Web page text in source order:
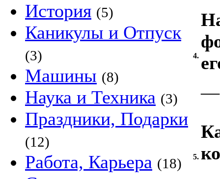
История (5)
Каникулы и Отпуск
(3)
Машины (8)
Наука и Техника (3)
Праздники, Подарки
(12)
Работа, Карьера (18)
4.
—
5.